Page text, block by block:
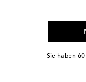
Sie haben